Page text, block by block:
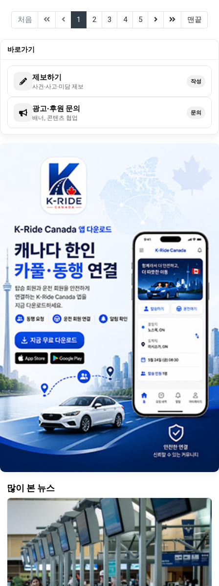
처음 1 (current)
2 3 4 5 (next)(last)맨끝
바로가기
제보하기
사건·사고·미담 제보
작성
광고·후원 문의
배너, 콘텐츠 협업
문의
많이 본 뉴스